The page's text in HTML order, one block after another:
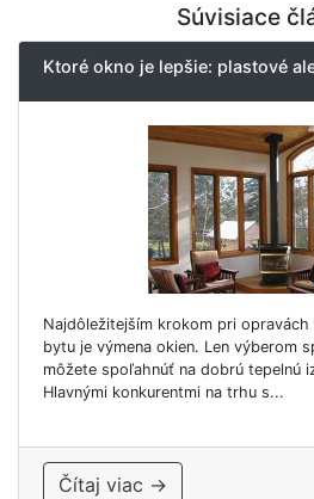
Súvisiace
Ktoré okno je lepšie: plastové
Najdôležitejším krokom pri opravách
bytu je výmena okien. Len výberom
môžete spoľahnúť na dobrú tepelnú
Hlavnými konkurentmi na trhu s...
Čítaj viac →